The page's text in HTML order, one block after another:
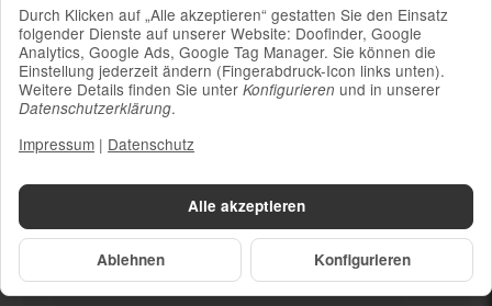
Ladekabel (ohne Ladestecker)
Um die Nachhaltigkeit zu unterstützen und
weil die meisten neueren Smartphones
kabelloses Laden ermöglichen, ist kein
Ladestecker im Lieferumfang enthalten
Dein neuesNein mind. eine
Funktion ist defekt
Alle akzeptieren
Ablehnen Konfigurieren
Durch Klicken auf „Alle akzeptieren“ gestatten Sie den Einsatz
folgender Dienste auf unserer Website: Doofinder, Google
Analytics, Google Ads, Google Tag Manager. Sie können die
Einstellung jederzeit ändern (Fingerabdruck-Icon links unten).
Weitere Details finden Sie unter Konfigurieren und in unserer
Datenschutzerklärung.
Impressum | Datenschutz